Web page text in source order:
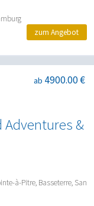
zum Angebot
&
ab 4900.00 €
à-Pitre, Basseterre, San